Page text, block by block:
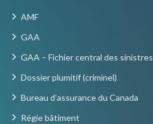
AMF
GAA
GAA – Fichier central des sinistres
Dossier plumitif (criminel)
Bureau d’assurance du Canada
Régie bâtiment